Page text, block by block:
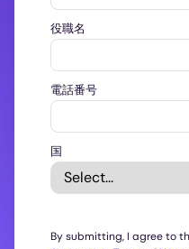
役職名
電話番号
国
By submitting, I agree to